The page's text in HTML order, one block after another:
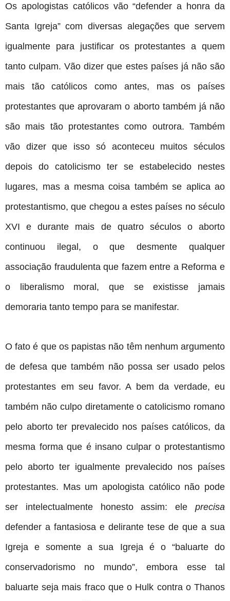
Os apologistas católicos vão “defender a honra da
Santa Igreja” com diversas alegações que servem
igualmente para justificar os protestantes a quem
tanto culpam. Vão dizer que estes países já não são
mais tão católicos como antes, mas os países
protestantes que aprovaram o aborto também já não
são mais tão protestantes como outrora. Também
vão dizer que isso só aconteceu muitos séculos
depois do catolicismo ter se estabelecido nestes
lugares, mas a mesma coisa também se aplica ao
protestantismo, que chegou a estes países no século
XVI e durante mais de quatro séculos o aborto
continuou ilegal, o que desmente qualquer
associação fraudulenta que fazem entre a Reforma e
o liberalismo moral, que se existisse jamais
demoraria tanto tempo para se manifestar.
O fato é que os papistas não têm nenhum argumento
de defesa que também não possa ser usado pelos
protestantes em seu favor. A bem da verdade, eu
também não culpo diretamente o catolicismo romano
pelo aborto ter prevalecido nos países católicos, da
mesma forma que é insano culpar o protestantismo
pelo aborto ter igualmente prevalecido nos países
protestantes. Mas um apologista católico não pode
ser intelectualmente honesto assim: ele precisa
defender a fantasiosa e delirante tese de que a sua
Igreja e somente a sua Igreja é o “baluarte do
conservadorismo no mundo”, embora esse tal
baluarte seja mais fraco que o Hulk contra o Thanos